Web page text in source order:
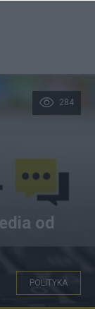
284
od
POLITYKA